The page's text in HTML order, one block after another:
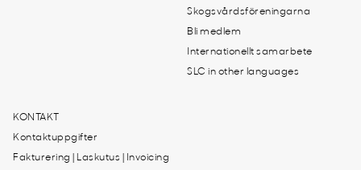
Skogsvårdsföreningarna
Bli medlem
Internationellt samarbete
SLC in other languages
KONTAKT
Kontaktuppgifter
Fakturering | Laskutus | Invoicing